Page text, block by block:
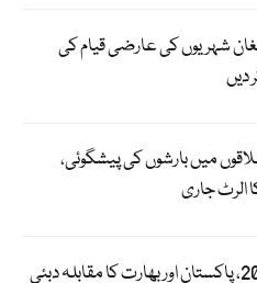
شہریوں کی عارضی قیام کی
دیں
میں بارشوں کی پیشگوئی،
جاری
ویمنز ایشیا کپ 2026، پاکستان اور بھارت کا مقابلہ دبئی